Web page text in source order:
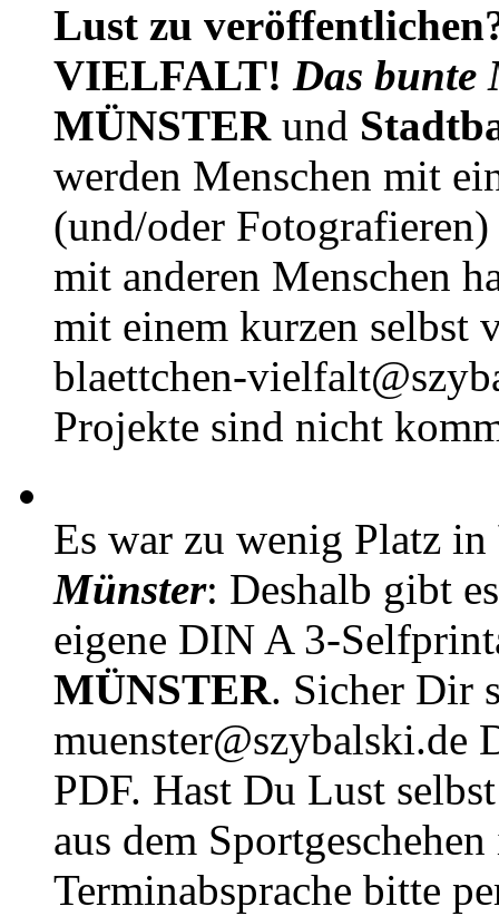
Lust zu
VIELFALT! Das bunte
MÜNSTERund
werden Menschen mit
(und/oder
mit anderen Menschen
mit einem kurzen selbst
blaettchen-
Projekte sind nicht
Es war zu wenig Platz in
Münster: Deshalb gibt
eigene DIN A 3-
MÜNSTER. Sicher Dir
muenster@szybalski.de
PDF. Hast Du Lust
aus dem
Terminabsprache bitte